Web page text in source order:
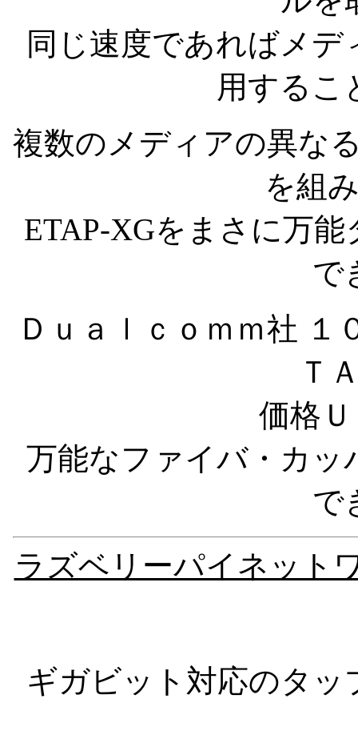
同じ速度であればメ
用するこ
複数のメディアの異な
を組
ETAP-XGをまさに万
で
Ｄｕａｌｃｏｍｍ社 １
Ｔ
価格
万能なファイバ・カ
で
ラズベリーパイネット
ギガビット対応のタ